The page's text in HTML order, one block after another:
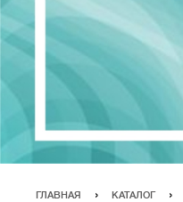
ГЛАВНАЯ КАТАЛОГ